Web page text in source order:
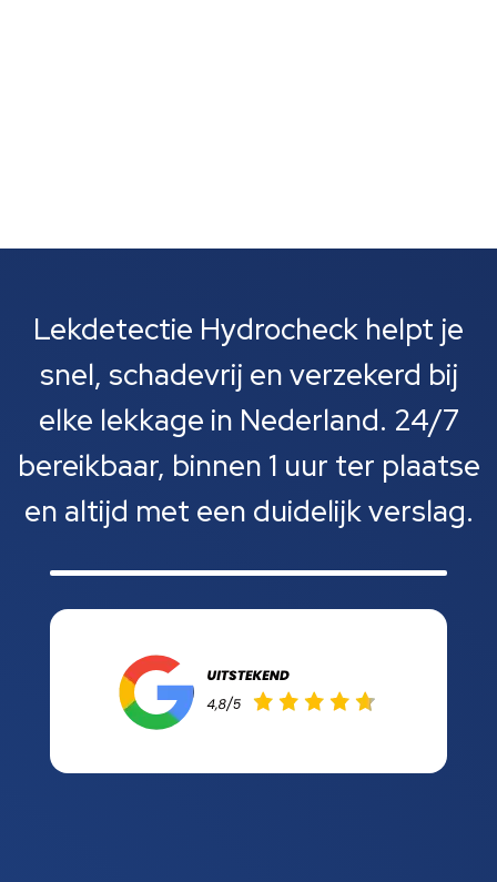
Lekdetectie Hydrocheck helpt je
snel, schadevrij en verzekerd bij
elke lekkage in Nederland. 24/7
bereikbaar, binnen 1 uur ter plaatse
en altijd met een duidelijk verslag.